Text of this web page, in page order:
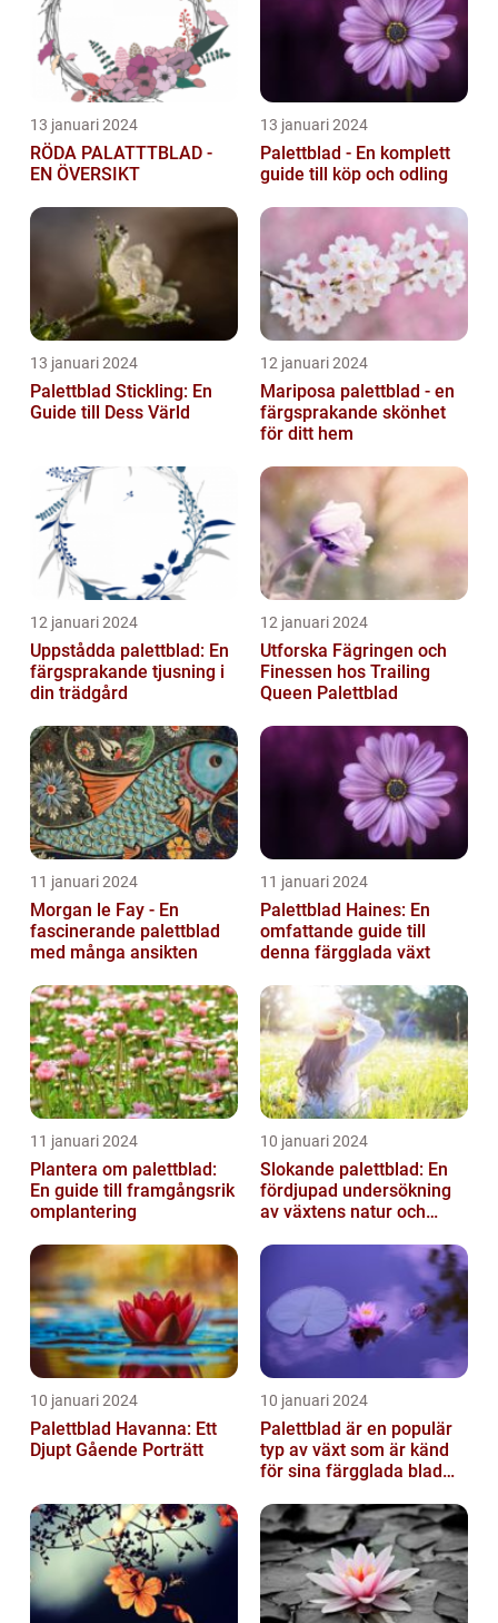
13 januari 2024
RÖDA PALATTTBLAD -
EN ÖVERSIKT
13 januari 2024
Palettblad - En komplett
guide till köp och odling
13 januari 2024
Palettblad Stickling: En
Guide till Dess Värld
12 januari 2024
Mariposa palettblad - en
färgsprakande skönhet
för ditt hem
12 januari 2024
Uppstådda palettblad: En
färgsprakande tjusning i
din trädgård
12 januari 2024
Utforska Fägringen och
Finessen hos Trailing
Queen Palettblad
11 januari 2024
Morgan le Fay - En
fascinerande palettblad
med många ansikten
11 januari 2024
Palettblad Haines: En
omfattande guide till
denna färgglada växt
11 januari 2024
Plantera om palettblad:
En guide till framgångsrik
omplantering
10 januari 2024
Slokande palettblad: En
fördjupad undersökning
av växtens natur och
10 januari 2024
Palettblad Havanna: Ett
Djupt Gående Porträtt
10 januari 2024
Palettblad är en populär
typ av växt som är känd
för sina färgglada blad
egenskaper...